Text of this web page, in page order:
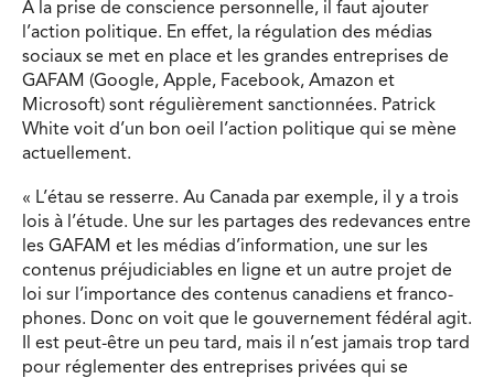
À la prise de conscience personnelle, il faut ajouter
l’action politique. En effet, la régulation des médias
sociaux se met en place et les grandes entreprises de
GAFAM (Google, Apple, Facebook, Amazon et
Microsoft) sont régulièrement sanctionnées. Patrick
White voit d’un bon oeil l’action politique qui se mène
actuellement.
« L’étau se resserre. Au Canada par exemple, il y a trois
lois à l’étude. Une sur les partages des redevances entre
les GAFAM et les médias d’information, une sur les
contenus préjudiciables en ligne et un autre projet de
loi sur l’importance des contenus canadiens et franco-
phones. Donc on voit que le gouvernement fédéral agit.
Il est peut-être un peu tard, mais il n’est jamais trop tard
pour réglementer des entreprises privées qui se